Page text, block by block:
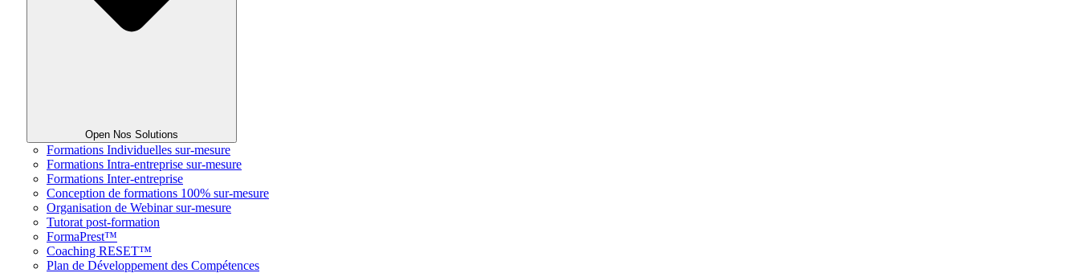
Open Nos Solutions
Formations Individuelles sur-mesure
Formations Intra-entreprise sur-mesure
Formations Inter-entreprise
Conception de formations 100% sur-mesure
Organisation de Webinar sur-mesure
Tutorat post-formation
FormaPrest™
Coaching RESET™
Plan de Développement des Compétences